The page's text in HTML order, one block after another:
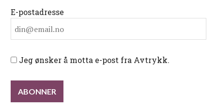
E-postadresse
Jeg ønsker å motta e-post fra Avtrykk.